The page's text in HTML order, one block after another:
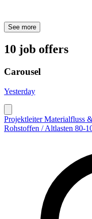
See more
10 job offers
Carousel
Yesterday
Projektleiter Materialfluss
Rohstoffen / Altlasten 80-